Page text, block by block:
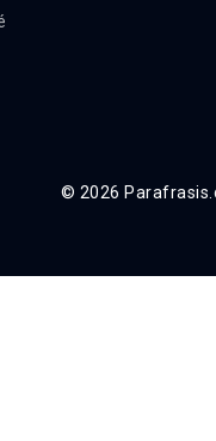
© 2026